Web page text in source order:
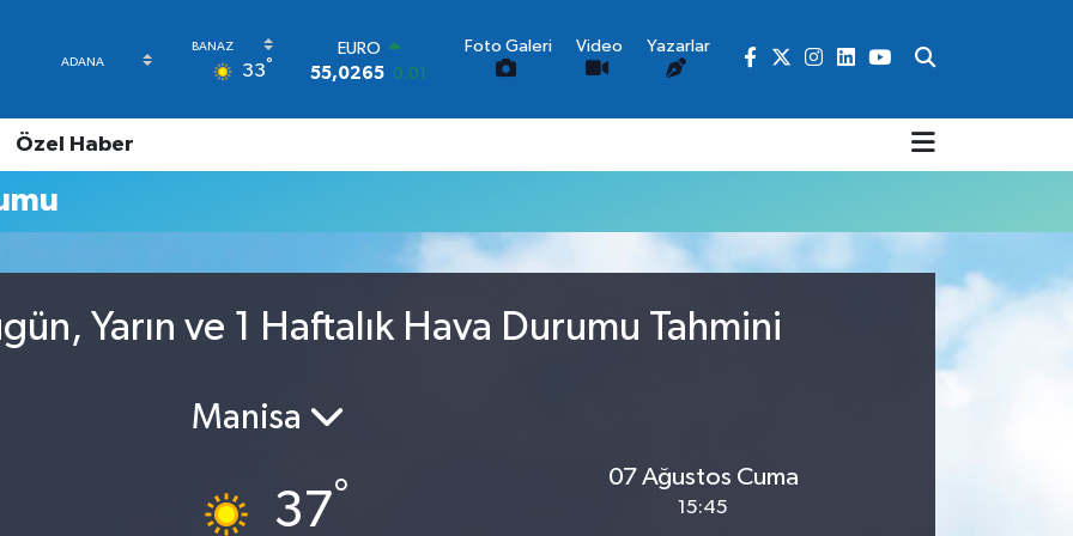
33°
55,0265
STERLİN
BITCOIN
47,7069
0.17
Foto Galeri Video Yazarlar
Özel Haber
Yarın ve 1 Haftalık Hava Durumu Tahmini
Manisa
37°
07 Ağustos Cuma
15:45